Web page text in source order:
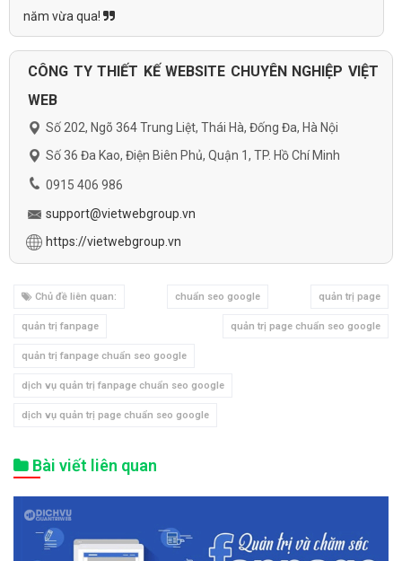
năm vừa qua!
CÔNG TY THIẾT KẾ WEBSITE CHUYÊN NGHIỆP VIỆT
WEB
Số 202, Ngõ 364 Trung Liệt, Thái Hà, Đống Đa, Hà Nội
Số 36 Đa Kao, Điện Biên Phủ, Quận 1, TP. Hồ Chí Minh
0915 406 986
support@vietwebgroup.vn
https://vietwebgroup.vn
Chủ đề liên quan: chuẩn seo google quản trị page
quản trị fanpage quản trị page chuẩn seo google
quản trị fanpage chuẩn seo google
dịch vụ quản trị fanpage chuẩn seo google
dịch vụ quản trị page chuẩn seo google
Bài viết liên quan